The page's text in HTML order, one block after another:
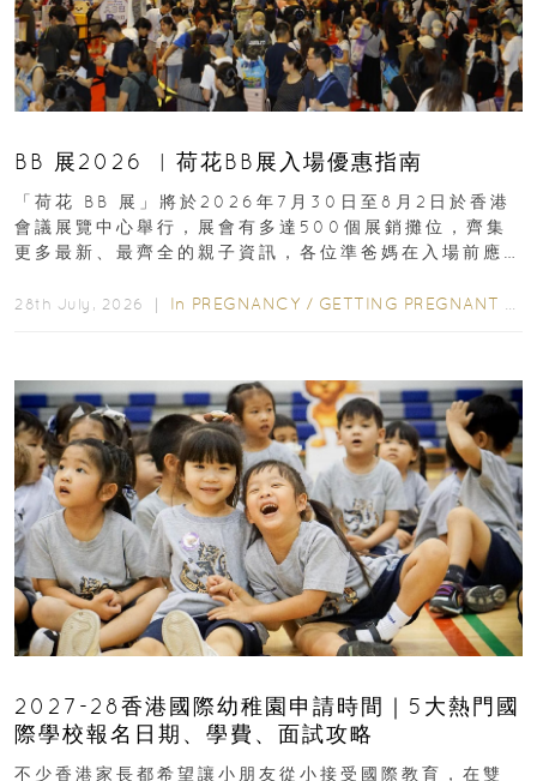
BB 展2026 ︳荷花BB展入場優惠指南
「荷花 BB 展」將於2026年7月30日至8月2日於香港
會議展覽中心舉行，展會有多達500個展銷攤位，齊集
更多最新、最齊全的親子資訊，各位準爸媽在入場前應
28th July, 2026 ｜ In PREGNANCY / GETTING PREGNANT
2027-28香港國際幼稚園申請時間｜5大熱門國
際學校報名日期、學費、面試攻略
不少香港家長都希望讓小朋友從小接受國際教育，在雙